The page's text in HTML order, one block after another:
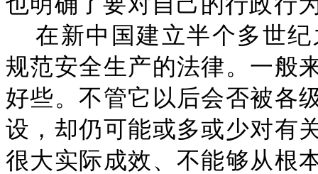
在新中国建立半个多世
规范安全生产的法律。一般
好些。不管它以后会否被各
设，却仍可能或多或少对有
很大实际成效、不能够从根